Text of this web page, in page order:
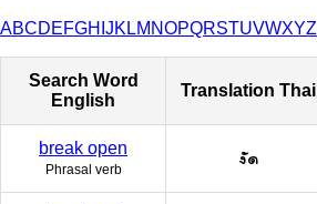
ABCDEFGH JK LM NOPQRSTUVWXYZ
Search Word
English
Translation Thai
break open
Phrasal verb
งัด